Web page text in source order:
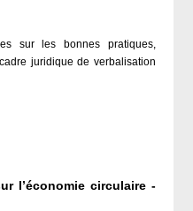
sur les bonnes pratiques,
juridique de verbalisation
l’économie circulaire -